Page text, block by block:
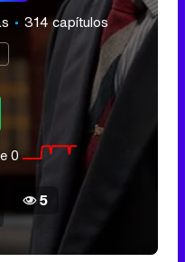
314 capítulos
0
5